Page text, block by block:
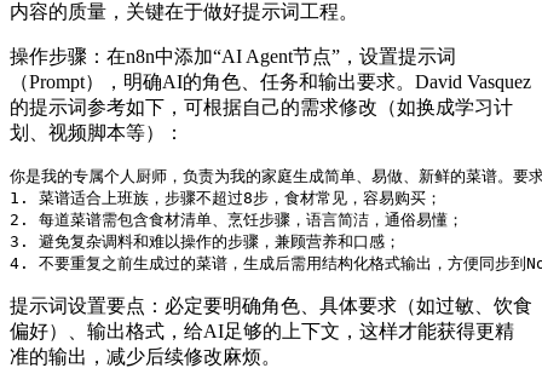
内容的质量，关键在于做好提示词工程。
操作步骤：在n8n中添加“AI Agent节点”，设置提示词
（Prompt），明确AI的角色、任务和输出要求。David Vasquez
的提示词参考如下，可根据自己的需求修改（如换成学习计
划、视频脚本等）：
1.
2.
3.
4. 不要重复之前生成过的菜谱，生成后需用结构化格式输出，方便同步到
提示词设置要点：必定要明确角色、具体要求（如过敏、饮食
偏好）、输出格式，给AI足够的上下文，这样才能获得更精
准的输出，减少后续修改麻烦。